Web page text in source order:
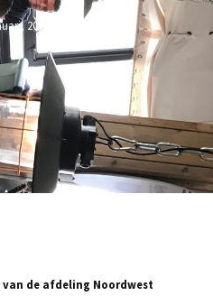
2018
de afdeling Noordwest